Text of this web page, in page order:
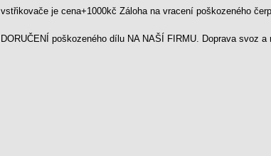
vstřikovače je cena+1000kč Záloha na vracení poškozeného
DORUČENÍ poškozeného dílu NA NAŠÍ FIRMU. Doprava svoz